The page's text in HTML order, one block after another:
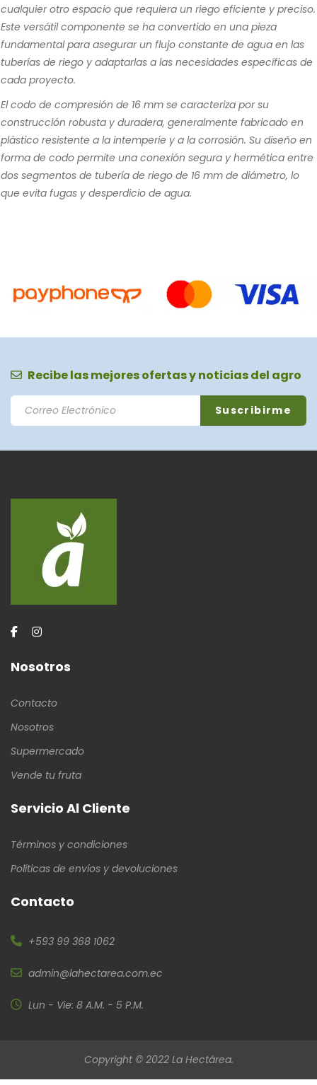
cualquier otro espacio que requiera un riego eficiente y preciso.
Este versátil componente se ha convertido en una pieza
fundamental para asegurar un flujo constante de agua en las
tuberías de riego y adaptarlas a las necesidades específicas de
cada proyecto.
El codo de compresión de 16 mm se caracteriza por su
construcción robusta y duradera, generalmente fabricado en
plástico resistente a la intemperie y a la corrosión. Su diseño en
forma de codo permite una conexión segura y hermética entre
dos segmentos de tubería de riego de 16 mm de diámetro, lo
que evita fugas y desperdicio de agua.
Recibe las mejores ofertas y noticias del agro
Nosotros
Contacto
Nosotros
Supermercado
Vende tu fruta
Servicio Al Cliente
Términos y condiciones
Políticas de envíos y devoluciones
Contacto
+593 99 368 1062
admin@lahectarea.com.ec
Lun - Vie: 8 A.M. - 5 P.M.
Copyright © 2022 La Hectárea.